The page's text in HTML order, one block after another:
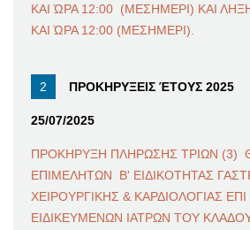
ΚΑΙ ΏΡΑ 12:00 (ΜΕΣΗΜΕΡΙ) ΚΑΙ
ΚΑΙ ΏΡΑ 12:00 (ΜΕΣΗΜΕΡΙ).
ΠΡΟΚΗΡΥΞΕΙΣ ΈΤΟΥΣ 2025
25/07/2025
ΠΡΟΚΗΡΥΞΗ ΠΛΗΡΩΣΗΣ ΤΡΙΩΝ (3)
ΕΠΙΜΕΛΗΤΩΝ Β' ΕΙΔΙΚΟΤΗΤΑΣ
ΧΕΙΡΟΥΡΓΙΚΗΣ & ΚΑΡΔΙΟΛΟΓΙΑΣ
ΕΙΔΙΚΕΥΜΕΝΩΝ ΙΑΤΡΩΝ ΤΟΥ